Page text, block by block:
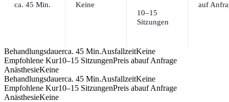
ca. 45 Min. Keine
10–15
Sitzungen
auf
Behandlungsdauerca. 45 Min.AusfallzeitKeine
Empfohlene Kur10–15 SitzungenPreis abauf Anfrage
AnästhesieKeine
Behandlungsdauerca. 45 Min.AusfallzeitKeine
Empfohlene Kur10–15 SitzungenPreis abauf Anfrage
AnästhesieKeine